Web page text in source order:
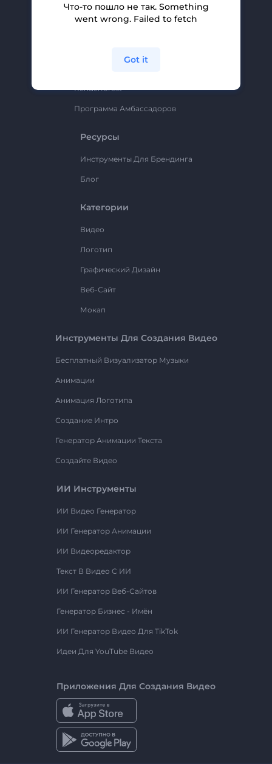
Партнерская Программа
Renderforest
Программа Амбассадоров
Ресурсы
Инструменты Для Брендинга
Блог
Категории
Видео
Логотип
Графический Дизайн
Веб-Сайт
Мокап
Инструменты Для Создания Видео
Бесплатный Визуализатор Музыки
Анимации
Анимация Логотипа
Создание Интро
Генератор Анимации Текста
Создайте Видео
ИИ Инструменты
ИИ Видео Генератор
ИИ Генератор Анимации
ИИ Видеоредактор
Текст В Видео С ИИ
ИИ Генератор Веб-Сайтов
Генератор Бизнес - Имён
ИИ Генератор Видео Для TikTok
Идеи Для YouTube Видео
Приложения Для Создания Видео
Что-то пошло не так. Something
went wrong. Failed to fetch
Got it